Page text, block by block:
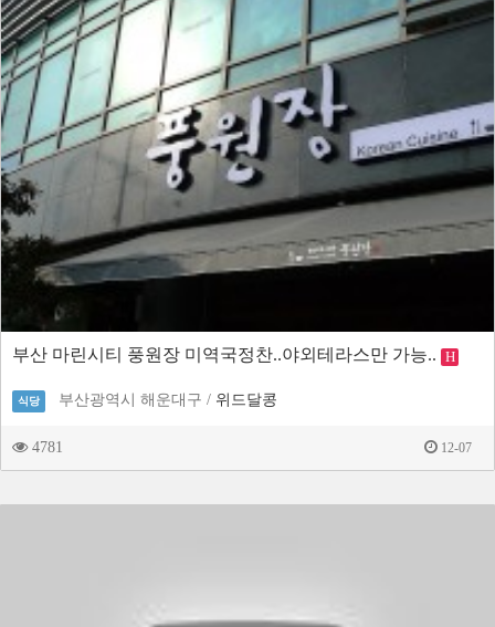
부산 마린시티 풍원장 미역국정찬..야외테라스만 가능.. H
식당 부산광역시 해운대구 / 위드달콩
4781 12-07